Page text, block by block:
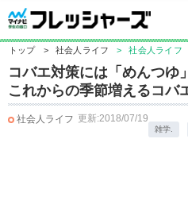
トップ > 社会人ライフ > 社会人ライフ
コバエ対策には「めんつ
これからの季節増えるコバ
社会人ライフ 更新:2018/07/19
雑学.